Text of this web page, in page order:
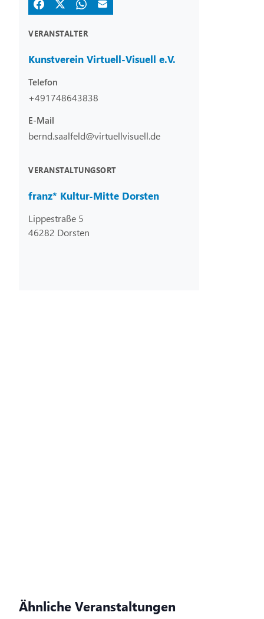
VERANSTALTER
Kunstverein Virtuell-Visuell e.V.
Telefon
+491748643838
E-Mail
bernd.saalfeld@virtuellvisuell.de
VERANSTALTUNGSORT
franz* Kultur-Mitte Dorsten
Lippestraße 5
46282 Dorsten
Ähnliche Veranstaltungen